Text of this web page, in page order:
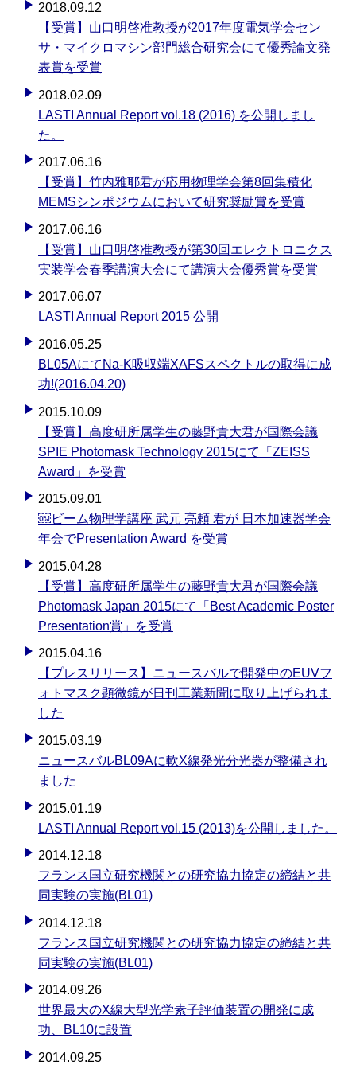
2018.09.12
【受賞】山口明啓准教授が2017年度電気学会セン
サ・マイクロマシン部門総合研究会にて優秀論文発
表賞を受賞
2018.02.09
LASTI Annual Report vol.18 (2016) を公開しまし
た。
2017.06.16
【受賞】竹内雅耶君が応用物理学会第8回集積化
MEMSシンポジウムにおいて研究奨励賞を受賞
2017.06.16
【受賞】山口明啓准教授が第30回エレクトロニクス
実装学会春季講演大会にて講演大会優秀賞を受賞
2017.06.07
LASTI Annual Report 2015 公開
2016.05.25
BL05AにてNa-K吸収端XAFSスペクトルの取得に成
功!(2016.04.20)
2015.10.09
【受賞】高度研所属学生の藤野貴大君が国際会議
SPIE Photomask Technology 2015にて「ZEISS
Award」を受賞
2015.09.01
￼ビーム物理学講座 武元 亮頼 君が 日本加速器学会
年会でPresentation Award を受賞
2015.04.28
【受賞】高度研所属学生の藤野貴大君が国際会議
Photomask Japan 2015にて「Best Academic Poster
Presentation賞」を受賞
2015.04.16
【プレスリリース】ニュースバルで開発中のEUVフ
ォトマスク顕微鏡が日刊工業新聞に取り上げられま
した
2015.03.19
ニュースバルBL09Aに軟X線発光分光器が整備され
ました
2015.01.19
LASTI Annual Report vol.15 (2013)を公開しました。
2014.12.18
フランス国立研究機関との研究協力協定の締結と共
同実験の実施(BL01)
2014.12.18
フランス国立研究機関との研究協力協定の締結と共
同実験の実施(BL01)
2014.09.26
世界最大のX線大型光学素子評価装置の開発に成
功、BL10に設置
2014.09.25